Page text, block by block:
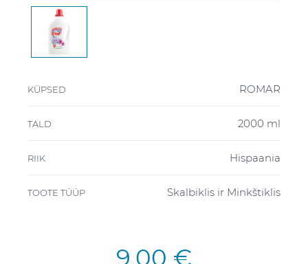
KÜPSED ROMAR
TALD 2000 ml
RIIK Hispaania
TOOTE TÜÜP Skalbiklis ir Minkštiklis
9,00 €